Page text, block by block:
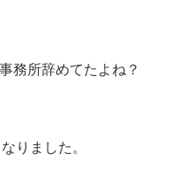
務所辞めてたよね？
りました。